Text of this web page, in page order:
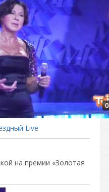
Live
на премии «Золотая